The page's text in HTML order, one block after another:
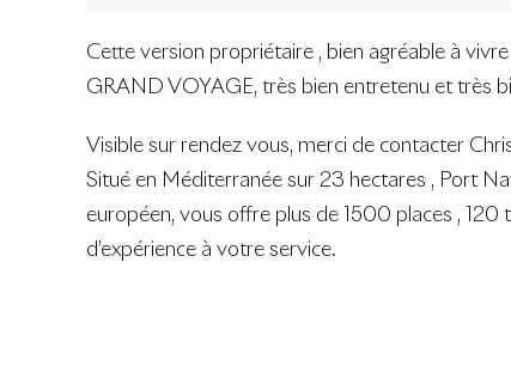
Cette version propriétaire , bien agréable à
GRAND VOYAGE, très bien entretenu et très
Visible sur rendez vous, merci de contacter
Situé en Méditerranée sur 23 hectares , Port
européen, vous offre plus de 1500 places ,
d’expérience à votre service.